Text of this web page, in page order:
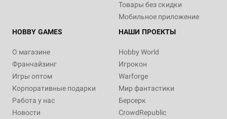
Товары без скидки
Мобильное приложение
HOBBY GAMES
О магазине
Франчайзинг
Игры оптом
Корпоративные подарки
Работа у нас
Новости
НАШИ ПРОЕКТЫ
Hobby World
Игрокон
Warforge
Мир фантастики
Берсерк
CrowdRepublic